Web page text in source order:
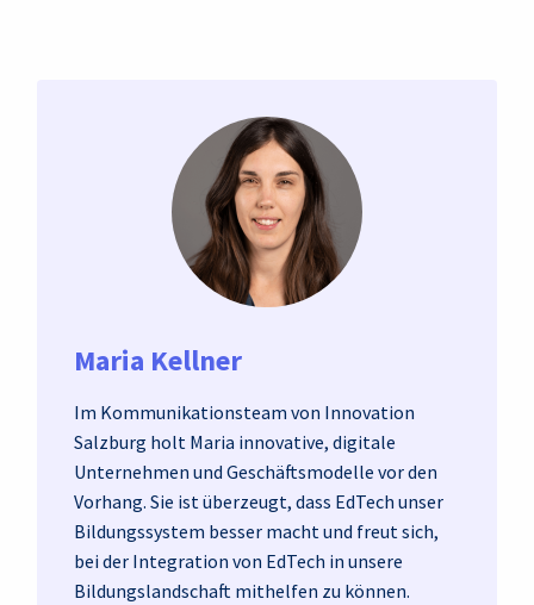
Maria Kellner
Im Kommunikationsteam von Innovation
Salzburg holt Maria innovative, digitale
Unternehmen und Geschäftsmodelle vor den
Vorhang. Sie ist überzeugt, dass EdTech unser
Bildungssystem besser macht und freut sich,
bei der Integration von EdTech in unsere
Bildungslandschaft mithelfen zu können.